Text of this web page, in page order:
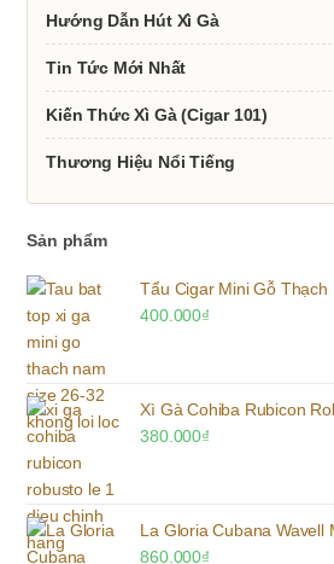
Hướng Dẫn Hút Xì Gà
Tin Tức Mới Nhất
Kiến Thức Xì Gà (Cigar 101)
Thương Hiệu Nổi Tiếng
Sản phẩm
Tẩu Cigar Mini Gỗ Thạch
400.000₫
Xì Gà Cohiba Rubicon
380.000₫
La Gloria Cubana Wavell
860.000₫